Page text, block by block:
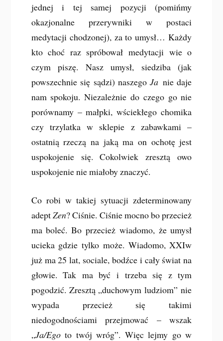
jednej i tej samej pozycji (pomińmy
okazjonalne przerywniki w postaci
medytacji chodzonej), za to umysł… Każdy
kto choć raz spróbował medytacji wie o
czym piszę. Nasz umysł, siedziba (jak
powszechnie się sądzi) naszegoJa nie daje
nam spokoju. Niezależnie do czego go nie
porównamy – małpki, wściekłego chomika
czy trzylatka w sklepie z zabawkami –
ostatnią rzeczą na jaką ma on ochotę jest
uspokojenie się. Cokolwiek zresztą owo
uspokojenie nie miałoby znaczyć.
Co robi w takiej sytuacji zdeterminowany
adeptZen? Ciśnie. Ciśnie mocno bo przecież
ma boleć. Bo przecież wiadomo, że umysł
ucieka gdzie tylko może. Wiadomo, XXIw
już ma 25 lat, sociale, bodźce i cały świat na
głowie. Tak ma być i trzeba się z tym
pogodzić. Zresztą „duchowym ludziom” nie
wypada przecież się takimi
niedogodnościami przejmować – wszak
„Ja/Egoto twój wróg”. Więc lejmy go w